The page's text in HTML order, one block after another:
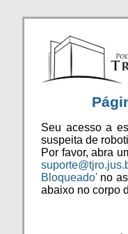
Seu acesso a
suspeita de
Por favor, abra
Bloqueado' no
abaixo no corpo